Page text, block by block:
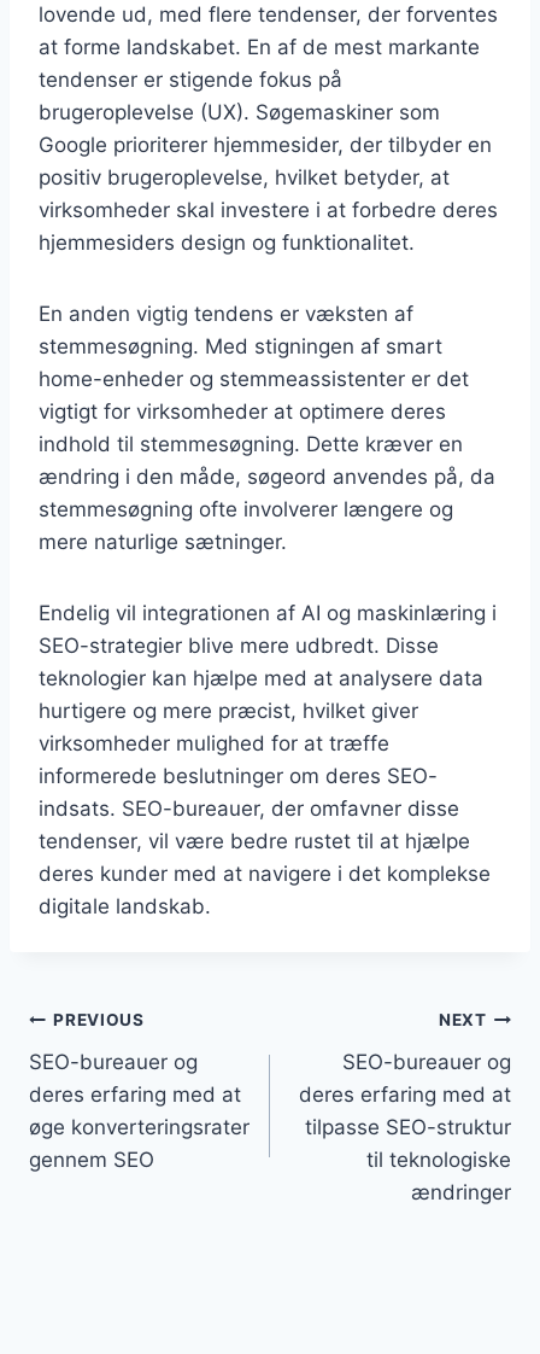
lovende ud, med flere tendenser, der forventes
at forme landskabet. En af de mest markante
tendenser er stigende fokus på
brugeroplevelse (UX). Søgemaskiner som
Google prioriterer hjemmesider, der tilbyder en
positiv brugeroplevelse, hvilket betyder, at
virksomheder skal investere i at forbedre deres
hjemmesiders design og funktionalitet.
En anden vigtig tendens er væksten af
stemmesøgning. Med stigningen af smart
home-enheder og stemmeassistenter er det
vigtigt for virksomheder at optimere deres
indhold til stemmesøgning. Dette kræver en
ændring i den måde, søgeord anvendes på, da
stemmesøgning ofte involverer længere og
mere naturlige sætninger.
Endelig vil integrationen af AI og maskinlæring i
SEO-strategier blive mere udbredt. Disse
teknologier kan hjælpe med at analysere data
hurtigere og mere præcist, hvilket giver
virksomheder mulighed for at træffe
informerede beslutninger om deres SEO-
indsats. SEO-bureauer, der omfavner disse
tendenser, vil være bedre rustet til at hjælpe
deres kunder med at navigere i det komplekse
digitale landskab.
Indlægsnavigation
PREVIOUS
SEO-bureauer og
deres erfaring med at
øge konverteringsrater
gennem SEO
NEXT
SEO-bureauer og
deres erfaring med at
tilpasse SEO-struktur
til teknologiske
ændringer